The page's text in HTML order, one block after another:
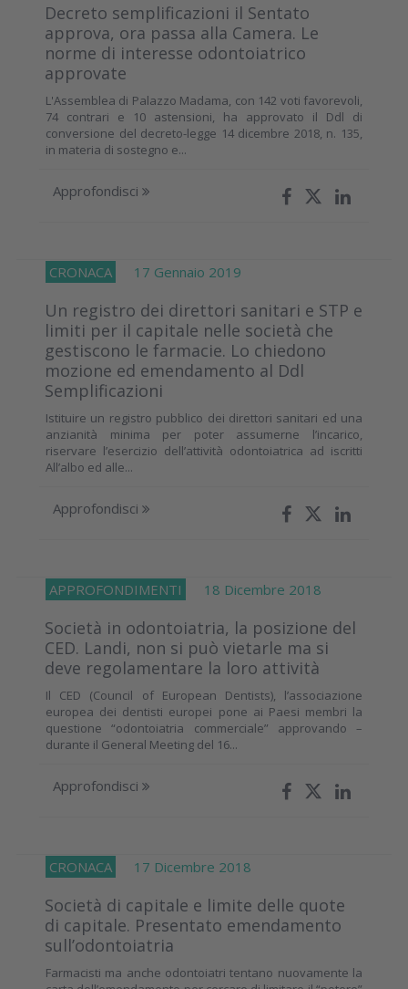
Decreto semplificazioni il Sentato
approva, ora passa alla Camera. Le
norme di interesse odontoiatrico
approvate
L'Assemblea di Palazzo Madama, con 142 voti favorevoli,
74 contrari e 10 astensioni, ha approvato il Ddl di
conversione del decreto-legge 14 dicembre 2018, n. 135,
in materia di sostegno e...
Approfondisci
CRONACA 17 Gennaio 2019
Un registro dei direttori sanitari e STP e
limiti per il capitale nelle società che
gestiscono le farmacie. Lo chiedono
mozione ed emendamento al Ddl
Semplificazioni
Istituire un registro pubblico dei direttori sanitari ed una
anzianità minima per poter assumerne l’incarico,
riservare l’esercizio dell’attività odontoiatrica ad iscritti
All’albo ed alle...
Approfondisci
APPROFONDIMENTI 18 Dicembre 2018
Società in odontoiatria, la posizione del
CED. Landi, non si può vietarle ma si
deve regolamentare la loro attività
Il CED (Council of European Dentists), l’associazione
europea dei dentisti europei pone ai Paesi membri la
questione “odontoiatria commerciale” approvando –
durante il General Meeting del 16...
Approfondisci
CRONACA 17 Dicembre 2018
Società di capitale e limite delle quote
di capitale. Presentato emendamento
sull’odontoiatria
Farmacisti ma anche odontoiatri tentano nuovamente la